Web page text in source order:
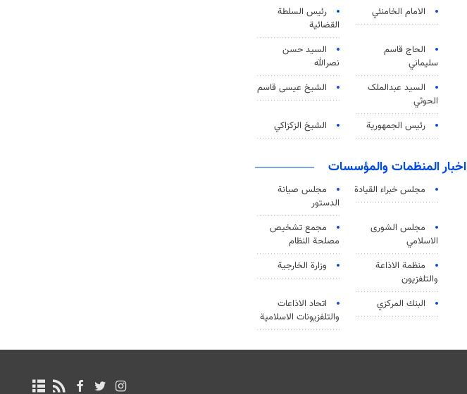
الامام الخامنئي
رئیس السلطة
القضائیة
الحاج قاسم
سليماني
السيد حسن
نصرالله
السید عبدالملک
الحوثي
الشيخ عيسى قاسم
رئيس الجمهورية الشيخ الزكزاكي
اخبار المنظمات والمؤسسات
مجلس خبراء القيادة
مجلس صيانة
الدستور
مجلس الشورى
الاسلامي
مجمع تشخيص
مصلحة النظام
منظمة الاذاعة
والتلفزیون
وزارة الخارجية
البنك المركزي
اتحاد الاذاعات
والتلفزيونات الاسلامية